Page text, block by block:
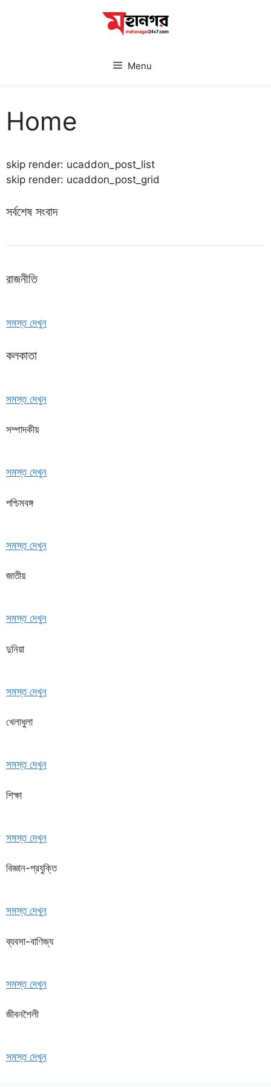
Menu
Home
skip render: ucaddon_post_list
skip render: ucaddon_post_grid
সর্বশেষ সংবাদ
রাজনীতি
সমস্ত দেখুন
কলকাতা
সমস্ত দেখুন
সম্পাদকীয়
সমস্ত দেখুন
পশ্চিমবঙ্গ
সমস্ত দেখুন
জাতীয়
সমস্ত দেখুন
দুনিয়া
সমস্ত দেখুন
খেলাধুলা
সমস্ত দেখুন
শিক্ষা
সমস্ত দেখুন
বিজ্ঞান-প্রযুক্তি
সমস্ত দেখুন
ব্যবসা-বাণিজ্য
সমস্ত দেখুন
জীবনশৈলী
সমস্ত দেখুন